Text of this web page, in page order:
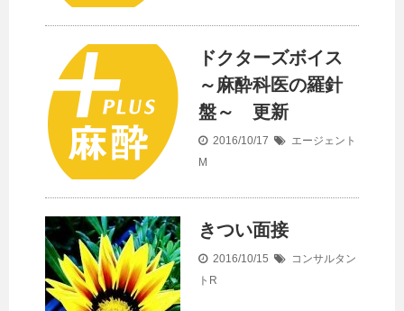
ドクターズボイス
～麻酔科医の羅針
盤～ 更新
2016/10/17
エージェント
M
きつい面接
2016/10/15
コンサルタン
トR